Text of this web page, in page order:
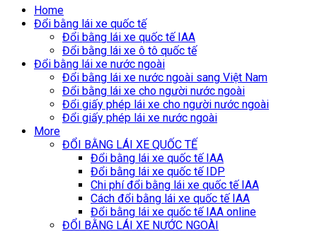
Home
Đổi bằng lái xe quốc tế
Đổi bằng lái xe quốc tế IAA
Đổi bằng lái xe ô tô quốc tế
Đổi bằng lái xe nước ngoài
Đổi bằng lái xe nước ngoài sang Việt Nam
Đổi bằng lái xe cho người nước ngoài
Đổi giấy phép lái xe cho người nước ngoài
Đổi giấy phép lái xe nước ngoài
More
ĐỔI BẰNG LÁI XE QUỐC TẾ
Đổi bằng lái xe quốc tế IAA
Đổi bằng lái xe quốc tế IDP
Chi phí đổi bằng lái xe quốc tế IAA
Cách đổi bằng lái xe quốc tế IAA
Đổi bằng lái xe quốc tế IAA online
ĐỔI BẰNG LÁI XE NƯỚC NGOÀI